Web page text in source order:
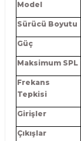
Model
Sürücü Boyutu
Güç
Maksimum SPL
Frekans
Tepkisi
Girişler
Çıkışlar